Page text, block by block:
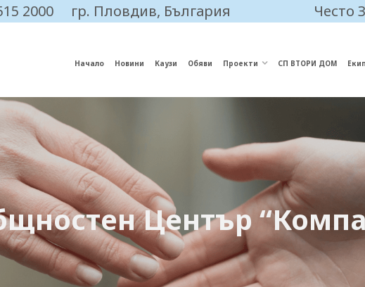
2000 гр. Пловдив, България Често
Начало Новини Каузи Обяви Проекти СП ВТОРИ ДОМ Екип
Център